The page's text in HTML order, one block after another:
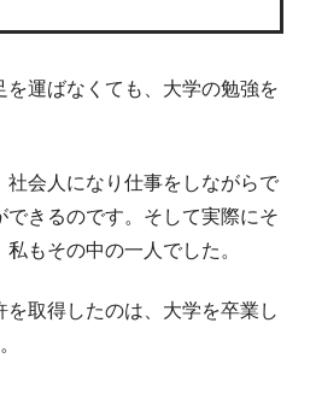
を運ばなくても、大学の勉強を
社会人になり仕事をしながらで
できるのです。そして実際にそ
もその中の一人でした。
取得したのは、大学を卒業し